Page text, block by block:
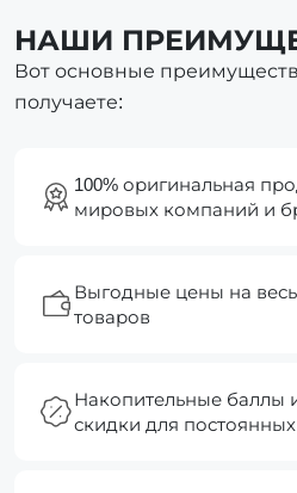
НАШИ
Вот основные
получаете:
100% оригинальная
мировых компаний и
Выгодные цены на
товаров
Накопительные баллы
скидки для